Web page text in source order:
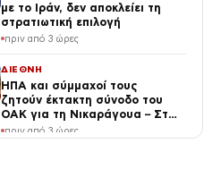
με το Ιράν, δεν αποκλείει τη
στρατιωτική επιλογή
πριν από 3 ώρες
ΔΙΕΘΝΗ
ΗΠΑ και σύμμαχοί τους
ζητούν έκτακτη σύνοδο του
ΟΑΚ για τη Νικαράγουα – Στο
επίκεντρο η πολιτική του
Ορτέγα
πριν από 3 ώρες